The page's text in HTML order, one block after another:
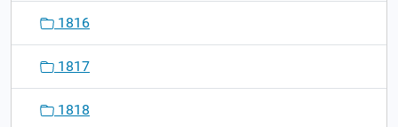
1816
1817
1818